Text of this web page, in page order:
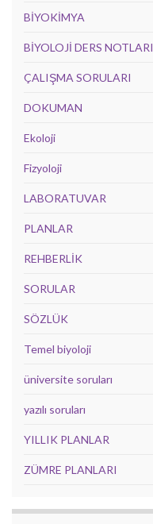
BİYOKİMYA
BİYOLOJİ DERS NOTLARI
ÇALIŞMA SORULARI
DOKUMAN
Ekoloji
Fizyoloji
LABORATUVAR
PLANLAR
REHBERLİK
SORULAR
SÖZLÜK
Temel biyoloji
üniversite soruları
yazılı soruları
YILLIK PLANLAR
ZÜMRE PLANLARI